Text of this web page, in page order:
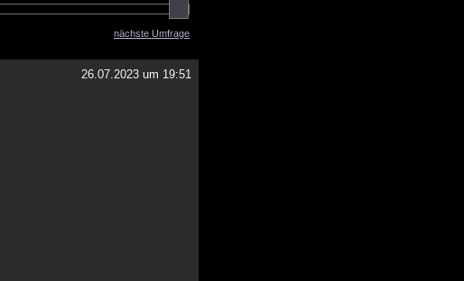
nächste Umfrage
26.07.2023 um 19:51